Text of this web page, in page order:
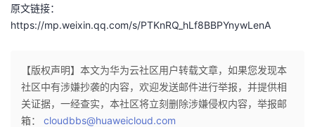
原文链接：
https://mp.weixin.qq.com/s/PTKnRQ_hLf8BBPYnywLenA
【版权声明】本文为华为云社区用户转载文章，如果您发现本
社区中有涉嫌抄袭的内容，欢迎发送邮件进行举报，并提供相
关证据，一经查实，本社区将立刻删除涉嫌侵权内容，举报邮
箱： cloudbbs@huaweicloud.com